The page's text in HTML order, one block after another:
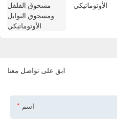
الأوتوماتيكي
ابق على تواصل معنا
اسم